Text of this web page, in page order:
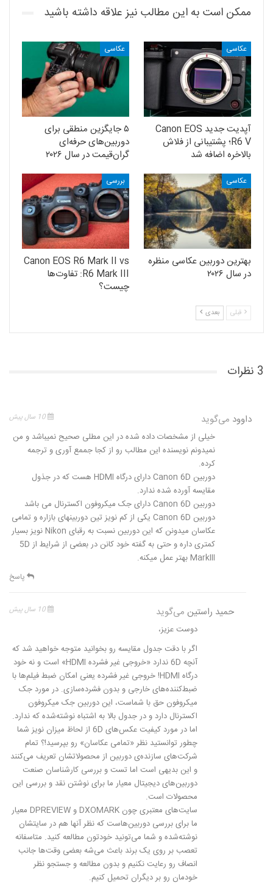
ممکن است به این مطالب نیز علاقه داشته باشید
عکاسی
آپدیت جدید Canon EOS
R6 V؛ پشتیبانی از فلاش
بالاخره اضافه شد
عکاسی
۵ جایگزین منطقی برای
دوربین‌های حرفه‌ای
گران‌قیمت در سال ۲۰۲۶
عکاسی
بهترین دوربین عکاسی منظره
در سال ۲۰۲۶
بررسی
Canon EOS R6 Mark II vs
R6 Mark III: تفاوت‌ها
چیست؟
قبلی بعدی
3 نظرات
داوود می‌گوید
خیلی از مشخصات داده شده در این مطلی صحیح نمیباشد و من
نمیدونم نویسنده این مطالب رو از کجا جممع آوری و ترجمه
کرده.
دوربین Canon 6D دارای درگاه HDMI هست که در جذول
مقایسه آورده شده ندارد.
دوربین Canon 6D دارای جک میکروفون اکسترنال می باشد
دوربین Canon 6D یکی از کم نویز تین دوربینهای بازاره و تمامی
عکاسان میدونن که این دوربین نسبت به رقبای Nikon نویز بسیار
کمتری داره و حتی به گفته خود کانن در بعضی از شرایط از 5D
MarkIII بهتر عمل میکنه.
پاسخ
حمید راستین می‌گوید
دوست عزیز،
اگر با دقت جدول مقایسه رو بخوانید متوجه خواهید شد که
آنچه 6D ندارد «خروجی غیر فشرده HDMI» است و نه خود
درگاه HDMI! خروجی غیر فشرده یعنی امکان ضبط فیلم‌ها با
ضبط‌کننده‌های خارجی و بدون فشرده‌سازی. در مورد جک
میکروفون حق با شماست، این دوربین جک میکروفون
اکسترنال دارد و در جدول بالا به اشتباه نوشته‌شده که ندارد.
اما در مورد کیفیت عکس‌های 6D از لحاظ میزان نویز شما
چطور توانستید نظر «تمامی عکاسان» رو بپرسید!؟ تمام
شرکت‌های سازنده‌ی دوربین از محصولاتشان تعریف می‌کنند
و این بدیهی است اما تست و بررسی کارشناسان صنعت
دوربین‌های دیجیتال معیار ما برای نوشتن نقد و بررسی این
محصولات است.
سایت‌های معتبری چون DXOMARK و DPREVIEW معیار
ما برای بررسی دوربین‌هاست که نظر آنها هم در سایتشان
نوشته‌شده و شما می‌تونید خودتون مطالعه کنید. متاسفانه
تعصب بر روی یک برند باعث می‌شه بعضی وقت‌ها جانب
انصاف رو رعایت نکنیم و بدون مطالعه و جستجو نظر
خودمان رو بر دیگران تحمیل کنیم.